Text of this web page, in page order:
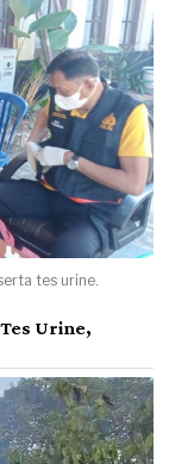
tes urine.
Urine,